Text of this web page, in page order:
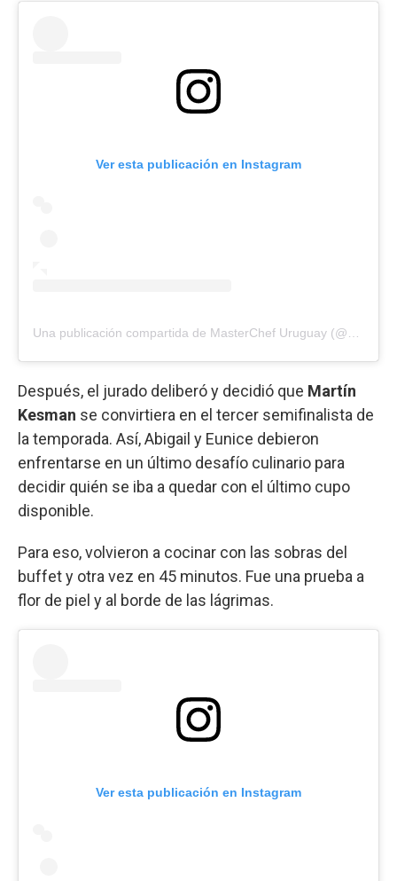
Ver esta publicación en Instagram
Después, el jurado deliberó y decidió que Martín
Kesman se convirtiera en el tercer semifinalista de
la temporada. Así, Abigail y Eunice debieron
enfrentarse en un último desafío culinario para
decidir quién se iba a quedar con el último cupo
disponible.
Para eso, volvieron a cocinar con las sobras del
buffet y otra vez en 45 minutos. Fue una prueba a
flor de piel y al borde de las lágrimas.
Ver esta publicación en Instagram